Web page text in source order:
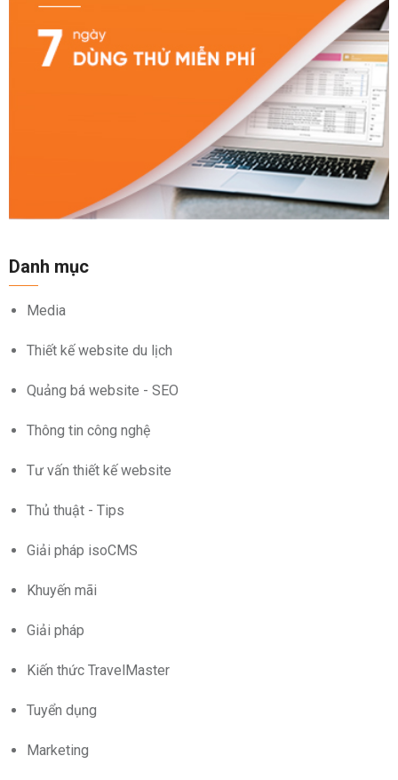
Danh mục
Media
Thiết kế website du lịch
Quảng bá website - SEO
Thông tin công nghệ
Tư vấn thiết kế website
Thủ thuật - Tips
Giải pháp isoCMS
Khuyến mãi
Giải pháp
Kiến thức TravelMaster
Tuyển dụng
Marketing